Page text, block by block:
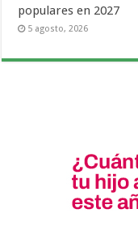
populares en 2027
5 agosto, 2026